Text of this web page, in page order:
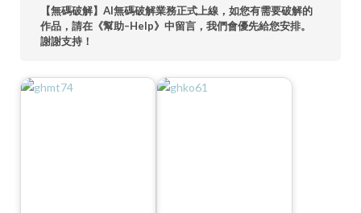
【無碼破解】AI無碼破解業務正式上線，如您有需要破解的
作品，請在《幫助–Help》中留言，我們會優先給您安排。
謝謝支持！